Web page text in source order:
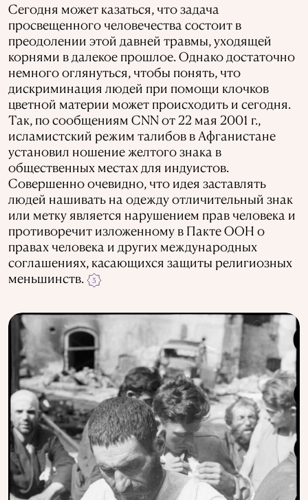
Сегодня может казаться, что задача
просвещенного человечества состоит в
преодолении этой давней травмы, уходящей
корнями в далекое прошлое. Однако достаточно
немного оглянуться, чтобы понять, что
дискриминация людей при помощи клочков
цветной материи может происходить и сегодня.
Так, по сообщениям CNN от 22 мая 2001 г.,
исламистский режим талибов в Афганистане
установил ношение желтого знака в
общественных местах для индуистов.
Совершенно очевидно, что идея заставлять
людей нашивать на одежду отличительный знак
или метку является нарушением прав человека и
противоречит изложенному в Пакте ООН о
правах человека и других международных
соглашениях, касающихся защиты религиозных
меньшинств.
3